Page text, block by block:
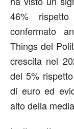
46%
confermato
Things del
crescita nel
del 5%
di euro ed
alto della